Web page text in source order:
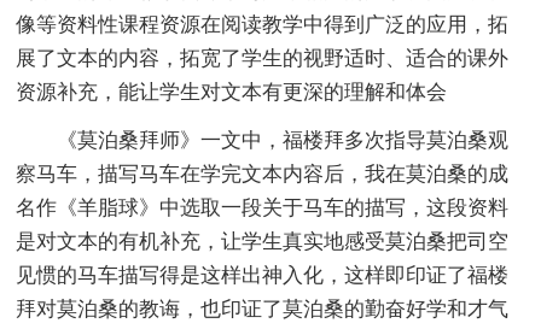
像等资料性课程资源在阅读教学中得到广泛的应用，拓
展了文本的内容，拓宽了学生的视野适时、适合的课外
资源补充，能让学生对文本有更深的理解和体会
《莫泊桑拜师》一文中，福楼拜多次指导莫泊桑观
察马车，描写马车在学完文本内容后，我在莫泊桑的成
名作《羊脂球》中选取一段关于马车的描写，这段资料
是对文本的有机补充，让学生真实地感受莫泊桑把司空
见惯的马车描写得是这样出神入化，这样即印证了福楼
拜对莫泊桑的教诲，也印证了莫泊桑的勤奋好学和才气